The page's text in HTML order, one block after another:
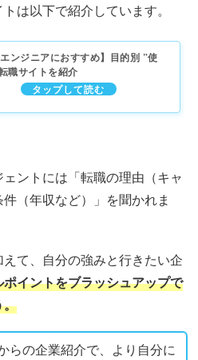
は以下で紹介しています。
エンジニアにおすすめ】目的別 ”使
職サイトを紹介
ントには「転職の理由（キャ
（年収など）」を聞かれま
て、自分の強みと行きたい企
ポイントをブラッシュアップで
。
らの企業紹介で、より自分に